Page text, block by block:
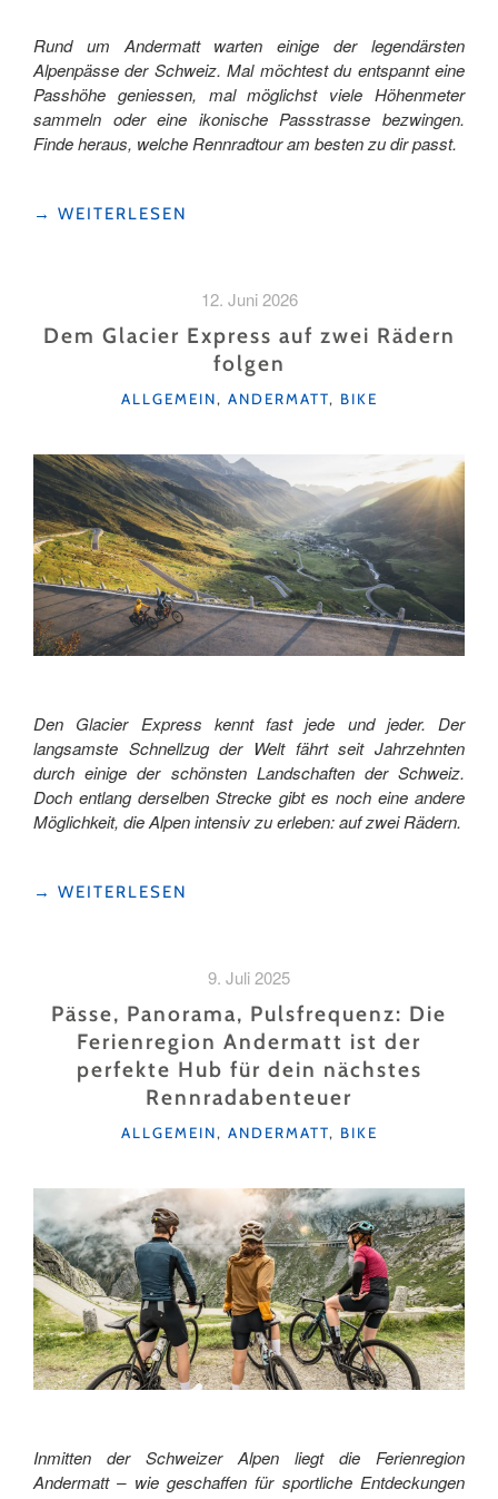
Rund um Andermatt warten einige der legendärsten
Alpenpässe der Schweiz. Mal möchtest du entspannt eine
Passhöhe geniessen, mal möglichst viele Höhenmeter
sammeln oder eine ikonische Passstrasse bezwingen.
Finde heraus, welche Rennradtour am besten zu dir passt.
"VON
ZUR
PASST
ZU
DIR?"
→ WEITERLESEN
12. Juni 2026
Dem Glacier Express auf zwei Rädern
folgen
KATEGORIEN
ALLGEMEIN, ANDERMATT, BIKE
Den Glacier Express kennt fast jede und jeder. Der
langsamste Schnellzug der Welt fährt seit Jahrzehnten
durch einige der schönsten Landschaften der Schweiz.
Doch entlang derselben Strecke gibt es noch eine andere
Möglichkeit, die Alpen intensiv zu erleben: auf zwei Rädern.
"DEM
RÄDERN
FOLGEN"
→ WEITERLESEN
9. Juli 2025
Pässe, Panorama, Pulsfrequenz: Die
Ferienregion Andermatt ist der
perfekte Hub für dein nächstes
Rennradabenteuer
KATEGORIEN
ALLGEMEIN, ANDERMATT, BIKE
Inmitten der Schweizer Alpen liegt die Ferienregion
Andermatt – wie geschaffen für sportliche Entdeckungen